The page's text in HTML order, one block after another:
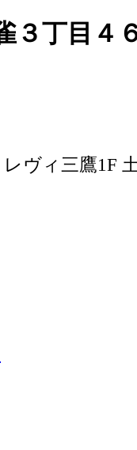
３丁目４